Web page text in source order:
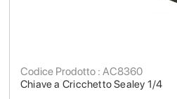
Chiave a Cricchetto Sealey 1/4
Codice Prodotto : AC8360